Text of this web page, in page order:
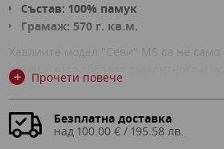
Състав: 100% памук
Грамаж: 570 г. кв.м.
Хавлиите модел "Севи" MS са не
стилни, като добавят елегантност и
Заложете на качеството и удобството
насладете на приятния чувствен
или душ.
Изображенията са илюстративни и
+ Прочети повече
Безплатна доставка
над 100.00 € / 195.58 лв.